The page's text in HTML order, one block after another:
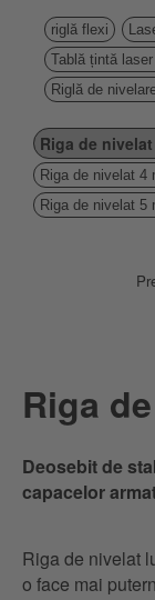
riglă flexi
Tablă țintă
Riglă de
Riga de
Riga de nivelat 4
Riga de nivelat 5
Riga
Deosebit de
capacelor
Riga de nivelat
o face mai